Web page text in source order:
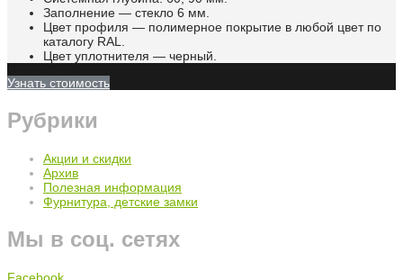
Заполнение — стекло 6 мм.
Цвет профиля — полимерное покрытие в любой цвет по
каталогу RAL.
Цвет уплотнителя — черный.
Узнать стоимость
Рубрики
Акции и скидки
Архив
Полезная информация
Фурнитура, детские замки
Мы в соц. сетях
Facebook